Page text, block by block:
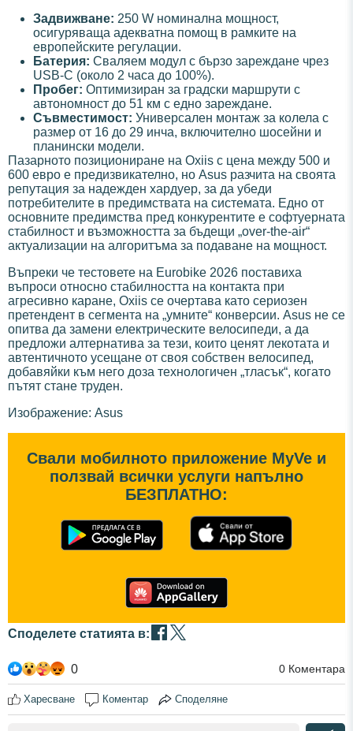
Задвижване: 250 W номинална мощност,
осигуряваща адекватна помощ в рамките на
европейските регулации.
Батерия: Сваляем модул с бързо зареждане чрез
USB-C (около 2 часа до 100%).
Пробег: Оптимизиран за градски маршрути с
автономност до 51 км с едно зареждане.
Съвместимост: Универсален монтаж за колела с
размер от 16 до 29 инча, включително шосейни и
планински модели.
Пазарното позициониране на Oxiis с цена между 500 и
600 евро е предизвикателно, но Asus разчита на своята
репутация за надежден хардуер, за да убеди
потребителите в предимствата на системата. Едно от
основните предимства пред конкурентите е софтуерната
стабилност и възможността за бъдещи „over-the-air“
актуализации на алгоритъма за подаване на мощност.
Въпреки че тестовете на Eurobike 2026 поставиха
въпроси относно стабилността на контакта при
агресивно каране, Oxiis се очертава като сериозен
претендент в сегмента на „умните“ конверсии. Asus не се
опитва да замени електрическите велосипеди, а да
предложи алтернатива за тези, които ценят лекотата и
автентичното усещане от своя собствен велосипед,
добавяйки към него доза технологичен „тласък“, когато
пътят стане труден.
Изображение: Asus
Свали мобилното приложение MyVe и
ползвай всички услуги напълно
БЕЗПЛАТНО:
Споделете статията в:
0 0 Коментара
Харесване Коментар Споделяне